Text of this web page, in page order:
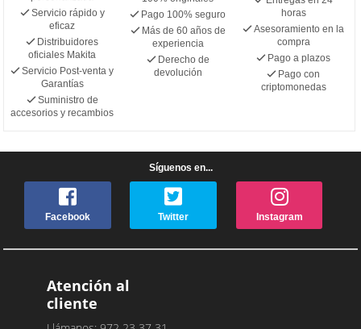
Servicio rápido y
eficaz
Distribuidores
oficiales Makita
Servicio Post-venta y
Garantías
Suministro de
accesorios y recambios
Pago 100% seguro
Más de 60 años de
experiencia
Derecho de
devolución
horas
Asesoramiento en la
compra
Pago a plazos
Pago con
criptomonedas
Síguenos en...
Facebook Twitter Instagram
Atención al
cliente